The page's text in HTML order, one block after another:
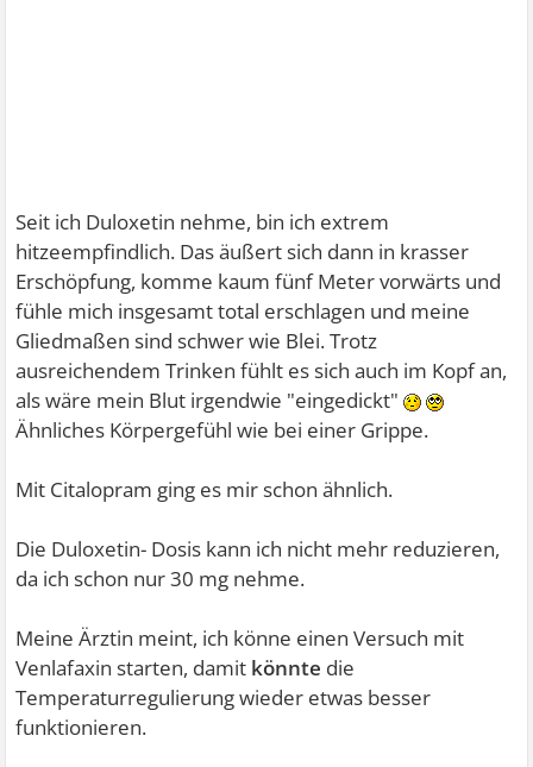
Seit ich Duloxetin nehme, bin ich extrem
hitzeempfindlich. Das äußert sich dann in krasser
Erschöpfung, komme kaum fünf Meter vorwärts und
fühle mich insgesamt total erschlagen und meine
Gliedmaßen sind schwer wie Blei. Trotz
ausreichendem Trinken fühlt es sich auch im Kopf an,
als wäre mein Blut irgendwie "eingedickt"
Ähnliches Körpergefühl wie bei einer Grippe.
Mit Citalopram ging es mir schon ähnlich.
Die Duloxetin- Dosis kann ich nicht mehr reduzieren,
da ich schon nur 30 mg nehme.
Meine Ärztin meint, ich könne einen Versuch mit
Venlafaxin starten, damit könnte die
Temperaturregulierung wieder etwas besser
funktionieren.